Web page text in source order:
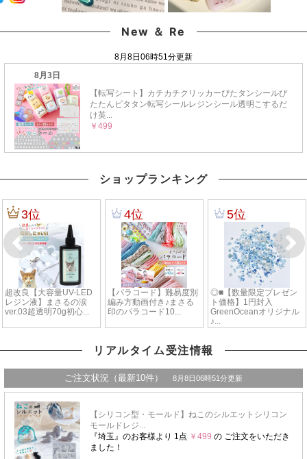
New ＆ Re
ショップランキング
リアルタイム受注情報